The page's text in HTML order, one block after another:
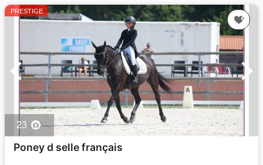
PRESTIGE
23
Poney d selle français